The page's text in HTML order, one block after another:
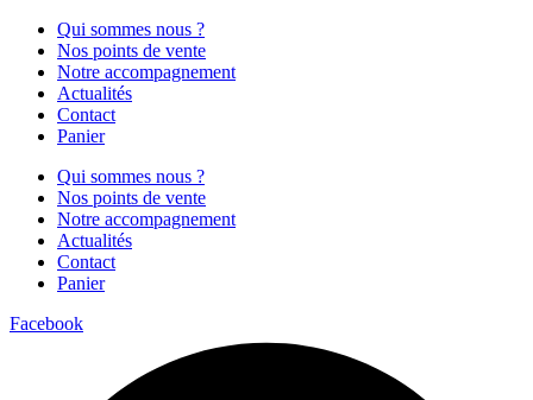
Qui sommes nous ?
Nos points de vente
Notre accompagnement
Actualités
Contact
Panier
Qui sommes nous ?
Nos points de vente
Notre accompagnement
Actualités
Contact
Panier
Facebook